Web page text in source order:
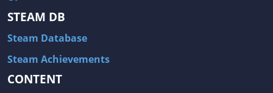
STEAM DB
Steam Database
Steam Achievements
CONTENT